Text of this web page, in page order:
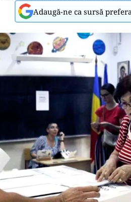
Adaugă-ne ca sursă